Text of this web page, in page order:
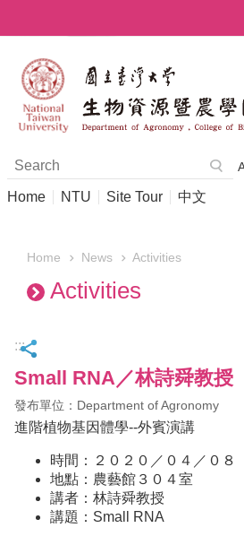
Home NTU Site Tour 中文
Home News Activities
Activities
:::
Small RNA／林詩舜教授
發布單位：Department of Agronomy
進階植物基因體學--外賓演講
時間：２０２０／０４／０８
地點：農藝館３０４室
講者：林詩舜教授
講題：Small RNA